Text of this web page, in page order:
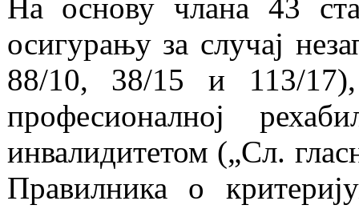
На основу члана 43
осигурању за случај
88/10, 38/15 и 113/
професионалној
инвалидитетом („Сл.
Правилника о